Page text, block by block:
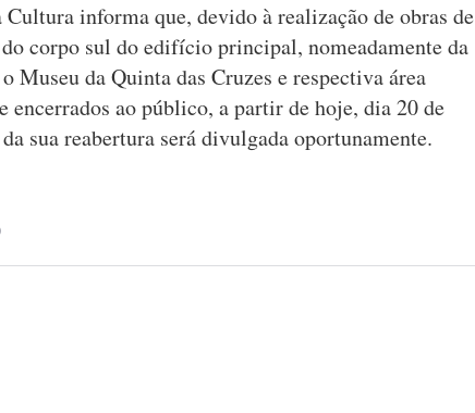
informa que, devido à realização de obras de
corpo sul do edifício principal, nomeadamente da
Museu da Quinta das Cruzes e respectiva área
encerrados ao público, a partir de hoje, dia 20 de
sua reabertura será divulgada oportunamente.